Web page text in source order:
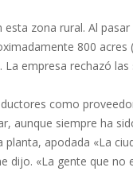
zona rural. Al
800
empresa rechazó
como
aunque siempre ha
apodada «La
«La gente que no